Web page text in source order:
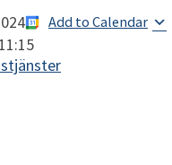
Add to Calendar
11:15